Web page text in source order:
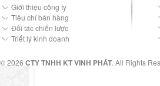
Giới thiệu công ty
Tiêu chí bán hàng
Đối tác chiến lược
Triết lý kinh doanh
© 2026 CTY TNHH KT VINH PHÁT. All Rights